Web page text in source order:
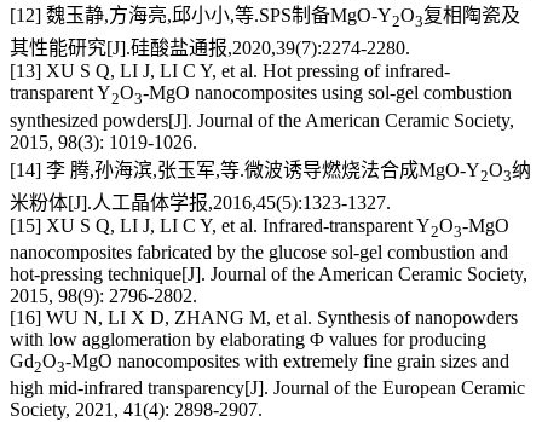
[12] 魏玉静,方海亮,邱小小,等.SPS制备MgO-Y2O3复相陶瓷及
其性能研究[J].硅酸盐通报,2020,39(7):2274-2280.
[13] XU S Q, LI J, LI C Y, et al. Hot pressing of infrared-
transparent Y2O3-MgO nanocomposites using sol-gel combustion
synthesized powders[J]. Journal of the American Ceramic Society,
2015, 98(3): 1019-1026.
[14] 李 腾,孙海滨,张玉军,等.微波诱导燃烧法合成MgO-Y2O3纳
米粉体[J].人工晶体学报,2016,45(5):1323-1327.
[15] XU S Q, LI J, LI C Y, et al. Infrared-transparent Y2O3-MgO
nanocomposites fabricated by the glucose sol-gel combustion and
hot-pressing technique[J]. Journal of the American Ceramic Society,
2015, 98(9): 2796-2802.
[16] WU N, LI X D, ZHANG M, et al. Synthesis of nanopowders
with low agglomeration by elaborating Φ values for producing
Gd2O3-MgO nanocomposites with extremely fine grain sizes and
high mid-infrared transparency[J]. Journal of the European Ceramic
Society, 2021, 41(4): 2898-2907.